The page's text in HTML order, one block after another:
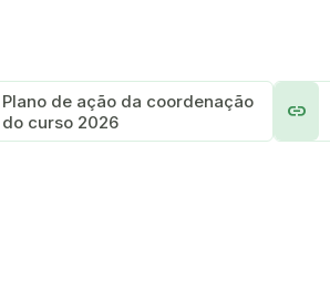
Plano de ação da coordenação
do curso 2026
link